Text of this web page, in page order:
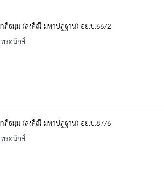
ธมฺม (สงฺคิณี-มหาปฎฐาน) อย.บ.66/2
รอนิกส์
ธมฺม (สงฺคิณี-มหาปฎฐาน) อย.บ.87/6
รอนิกส์